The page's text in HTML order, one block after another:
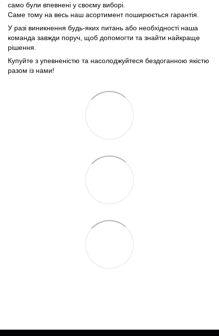
само були впевнені у своєму виборі.
Саме тому на весь наш асортимент поширюється гарантія.
У разі виникнення будь-яких питань або необхідності наша
команда завжди поруч, щоб допомогти та знайти найкраще
рішення.
Купуйте з упевненістю та насолоджуйтеся бездоганною якістю
разом із нами!